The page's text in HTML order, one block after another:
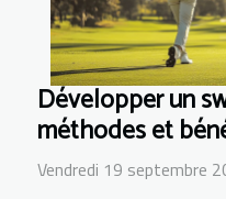
Développer un
méthodes et
Vendredi 19 septembre